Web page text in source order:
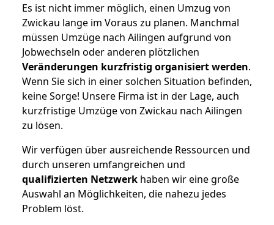
Es ist nicht immer möglich, einen Umzug von
Zwickau lange im Voraus zu planen. Manchmal
müssen Umzüge nach Ailingen aufgrund von
Jobwechseln oder anderen plötzlichen
Veränderungen kurzfristig organisiert werden.
Wenn Sie sich in einer solchen Situation befinden,
keine Sorge! Unsere Firma ist in der Lage, auch
kurzfristige Umzüge von Zwickau nach Ailingen
zu lösen.
Wir verfügen über ausreichende Ressourcen und
durch unseren umfangreichen und
qualifizierten Netzwerk haben wir eine große
Auswahl an Möglichkeiten, die nahezu jedes
Problem löst.